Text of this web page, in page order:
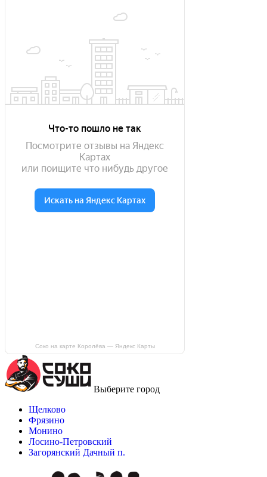
Соко на карте Королёва — Яндекс Карты
Выберите город
Щелково
Фрязино
Монино
Лосино-Петровский
Загорянский Дачный п.